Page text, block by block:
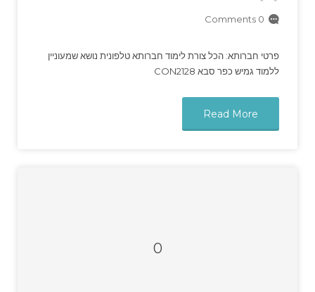
0 Comments
פרטי חברותא: הכל צורת לימוד חברותא טלפונית נושא שמעוניין
ללמוד גמיש כפר סבא CON2128
Read More
0